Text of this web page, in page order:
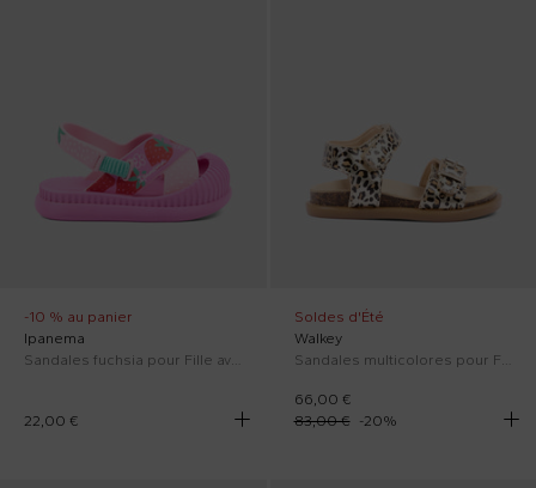
-10 % au panier
Ipanema
22,00 €
Soldes d'Été
Walkey
66,00 €
83,00 €
-20%